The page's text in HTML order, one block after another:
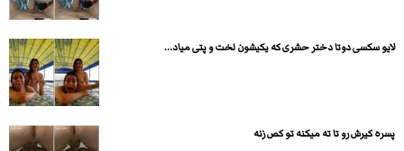
لایو سکسی دوتا دختر حشری که یکیشون لخت و پتی میاد...
پسره کیرش رو تا ته میکنه تو کص زنه